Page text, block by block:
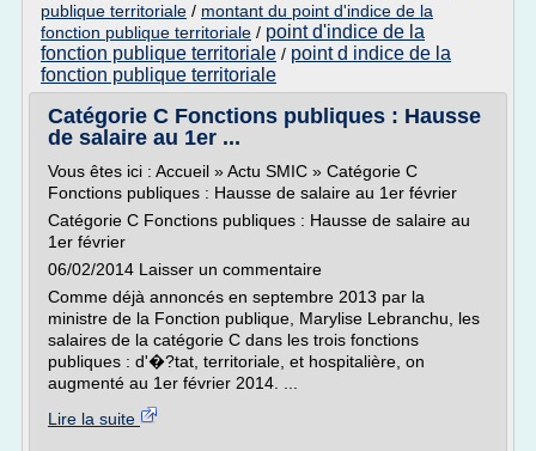
publique territoriale / montant du point d'indice de la
fonction publique territoriale / point d'indice de la
fonction publique territoriale / point d indice de la
fonction publique territoriale
Catégorie C Fonctions publiques : Hausse
de salaire au 1er ...
Vous êtes ici : Accueil » Actu SMIC » Catégorie C
Fonctions publiques : Hausse de salaire au 1er février
Catégorie C Fonctions publiques : Hausse de salaire au
1er février
06/02/2014 Laisser un commentaire
Comme déjà annoncés en septembre 2013 par la
ministre de la Fonction publique, Marylise Lebranchu, les
salaires de la catégorie C dans les trois fonctions
publiques : d'�?tat, territoriale, et hospitalière, on
augmenté au 1er février 2014. ...
Lire la suite